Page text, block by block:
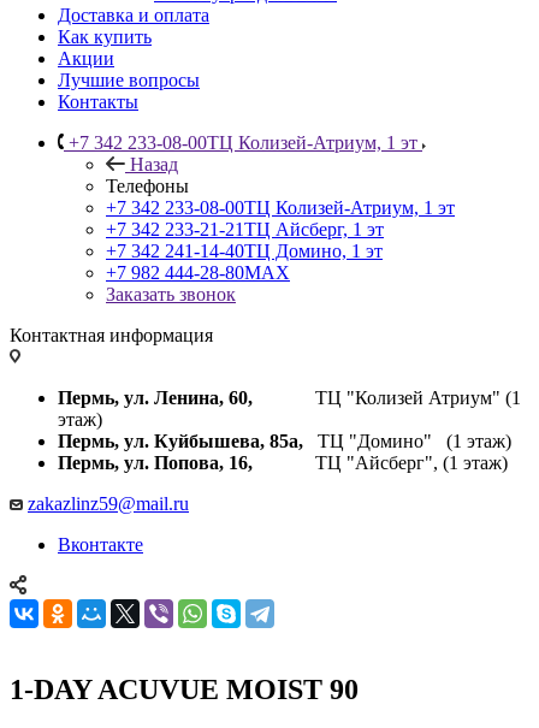
Доставка и оплата
Как купить
Акции
Лучшие вопросы
Контакты
+7 342 233-08-00ТЦ Колизей-Атриум, 1 эт
Назад
Телефоны
+7 342 233-08-00ТЦ Колизей-Атриум, 1 эт
+7 342 233-21-21ТЦ Айсберг, 1 эт
+7 342 241-14-40ТЦ Домино, 1 эт
+7 982 444-28-80MAX
Заказать звонок
Контактная информация
Пермь, ул. Ленина, 60, ТЦ "Колизей Атриум" (1
этаж)
Пермь, ул. Куйбышева, 85а, ТЦ "Домино" (1 этаж)
Пермь, ул. Попова, 16, ТЦ "Айсберг", (1 этаж)
zakazlinz59@mail.ru
Вконтакте
1-DAY ACUVUE MOIST 90